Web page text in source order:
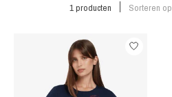
1 producten Sorteren op